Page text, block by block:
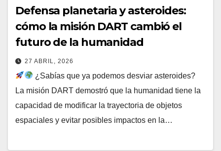
Defensa planetaria y asteroides:
cómo la misión DART cambió el
futuro de la humanidad
27 ABRIL, 2026
¿Sabías que ya podemos desviar asteroides?
La misión DART demostró que la humanidad tiene la
capacidad de modificar la trayectoria de objetos
espaciales y evitar posibles impactos en la…